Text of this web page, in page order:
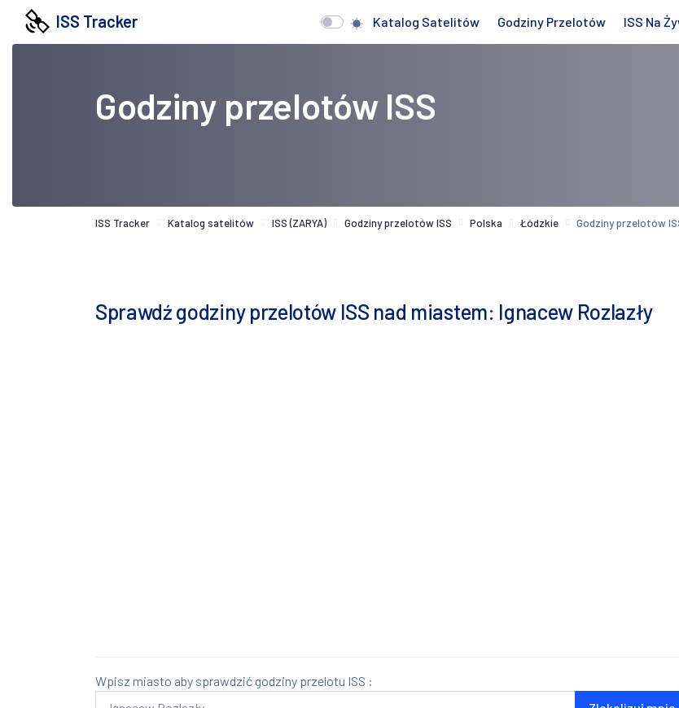
ISS Tracker Katalog Satelitów Godziny Przelotów ISS Na
Godziny przelotów ISS
ISS Tracker Katalog satelitów ISS (ZARYA) Godziny przelotów ISS Polska Łódzkie Godziny przelotów
Sprawdź godziny przelotów ISS nad miastem: Ignacew Rozlazły
Wpisz miasto aby sprawdzić godziny przelotu ISS :